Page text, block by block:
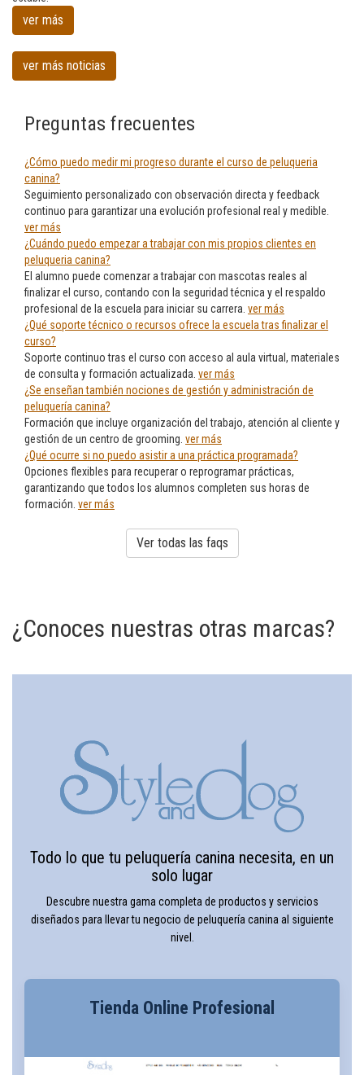
ver más
ver más noticias
Preguntas frecuentes
¿Cómo puedo medir mi progreso durante el curso de peluqueria
canina?
Seguimiento personalizado con observación directa y feedback
continuo para garantizar una evolución profesional real y medible.
ver más
¿Cuándo puedo empezar a trabajar con mis propios clientes en
peluqueria canina?
El alumno puede comenzar a trabajar con mascotas reales al
finalizar el curso, contando con la seguridad técnica y el respaldo
profesional de la escuela para iniciar su carrera. ver más
¿Qué soporte técnico o recursos ofrece la escuela tras finalizar el
curso?
Soporte continuo tras el curso con acceso al aula virtual, materiales
de consulta y formación actualizada. ver más
¿Se enseñan también nociones de gestión y administración de
peluquería canina?
Formación que incluye organización del trabajo, atención al cliente y
gestión de un centro de grooming. ver más
¿Qué ocurre si no puedo asistir a una práctica programada?
Opciones flexibles para recuperar o reprogramar prácticas,
garantizando que todos los alumnos completen sus horas de
formación. ver más
Ver todas las faqs
¿Conoces nuestras otras marcas?
Todo lo que tu peluquería canina necesita, en un
solo lugar
Descubre nuestra gama completa de productos y servicios
diseñados para llevar tu negocio de peluquería canina al siguiente
nivel.
Tienda Online Profesional